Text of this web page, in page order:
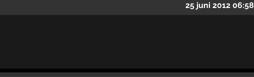
25 juni 2012 06:58